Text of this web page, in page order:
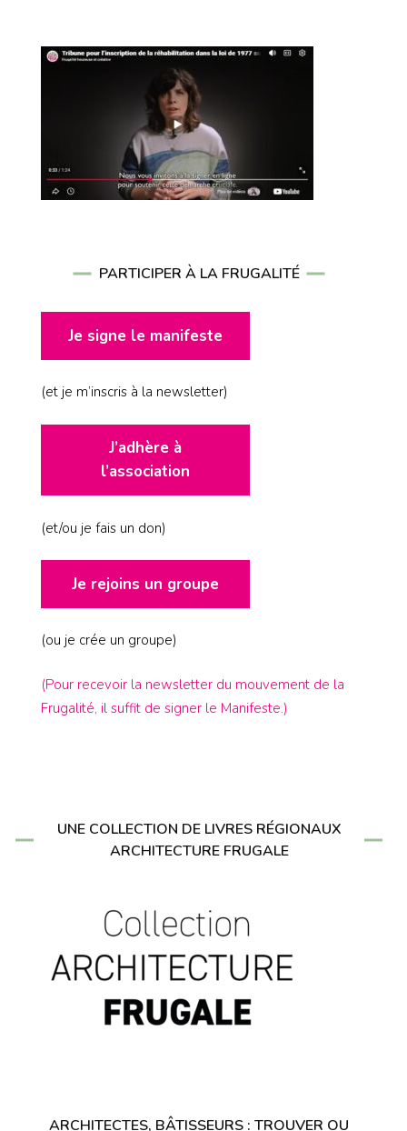
PARTICIPER À LA FRUGALITÉ
Je signe le manifeste
(et je m’inscris à la newsletter)
J’adhère à
l’association
(et/ou je fais un don)
Je rejoins un groupe
(ou je crée un groupe)
(Pour recevoir la newsletter du mouvement de la
Frugalité, il suffit de signer le Manifeste.)
UNE COLLECTION DE LIVRES RÉGIONAUX
ARCHITECTURE FRUGALE
ARCHITECTES, BÂTISSEURS : TROUVER OU